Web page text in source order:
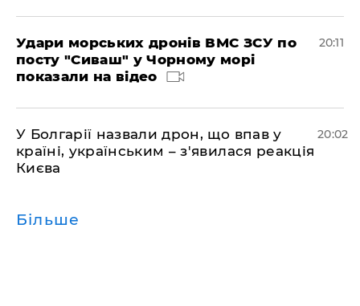
Удари морських дронів ВМС ЗСУ по
посту "Сиваш" у Чорному морі
показали на відео
20:11
У Болгарії назвали дрон, що впав у
країні, українським – з'явилася реакція
Києва
20:02
Більше